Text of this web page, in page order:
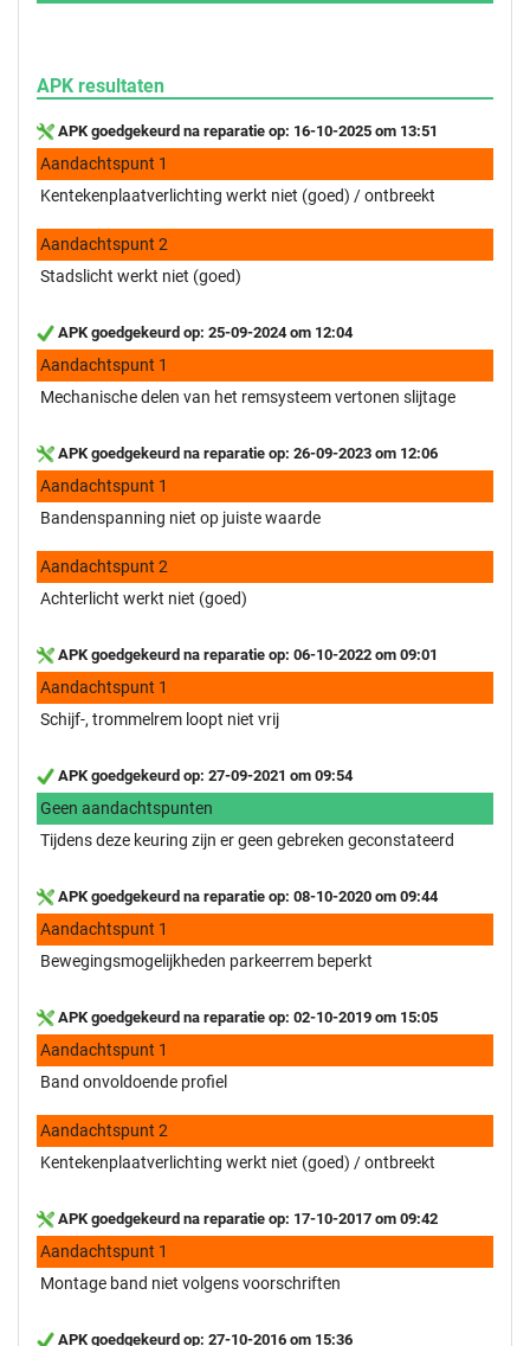
APK resultaten
APK goedgekeurd na reparatie op: 16-10-2025 om 13:51
Aandachtspunt 1
Kentekenplaatverlichting werkt niet (goed) / ontbreekt
Aandachtspunt 2
Stadslicht werkt niet (goed)
APK goedgekeurd op: 25-09-2024 om 12:04
Aandachtspunt 1
Mechanische delen van het remsysteem vertonen slijtage
APK goedgekeurd na reparatie op: 26-09-2023 om 12:06
Aandachtspunt 1
Bandenspanning niet op juiste waarde
Aandachtspunt 2
Achterlicht werkt niet (goed)
APK goedgekeurd na reparatie op: 06-10-2022 om 09:01
Aandachtspunt 1
Schijf-, trommelrem loopt niet vrij
APK goedgekeurd op: 27-09-2021 om 09:54
Geen aandachtspunten
Tijdens deze keuring zijn er geen gebreken geconstateerd
APK goedgekeurd na reparatie op: 08-10-2020 om 09:44
Aandachtspunt 1
Bewegingsmogelijkheden parkeerrem beperkt
APK goedgekeurd na reparatie op: 02-10-2019 om 15:05
Aandachtspunt 1
Band onvoldoende profiel
Aandachtspunt 2
Kentekenplaatverlichting werkt niet (goed) / ontbreekt
APK goedgekeurd na reparatie op: 17-10-2017 om 09:42
Aandachtspunt 1
Montage band niet volgens voorschriften
APK goedgekeurd op: 27-10-2016 om 15:36